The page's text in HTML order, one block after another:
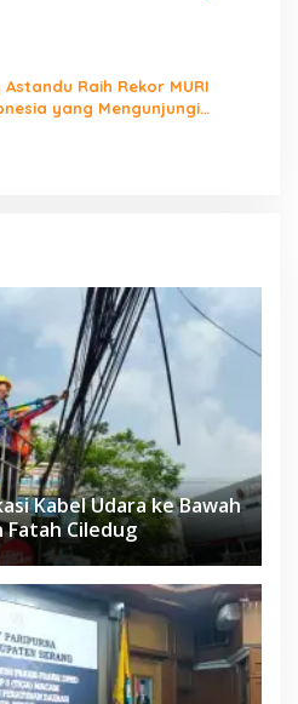
Astandu Raih Rekor MURI
yang Mengunjungi
Kabel Udara ke Bawah
Fatah Ciledug